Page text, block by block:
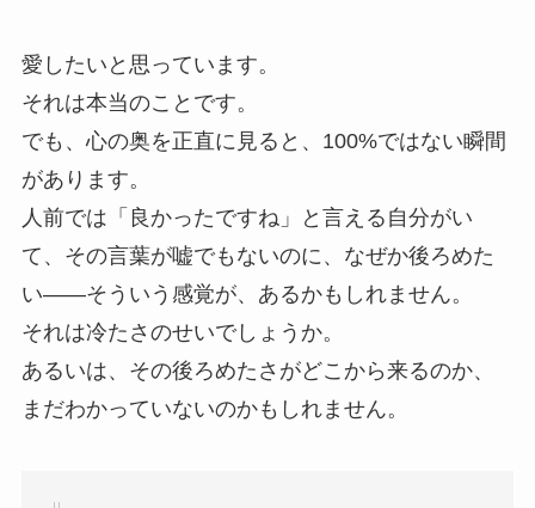
愛したいと思っています。
それは本当のことです。
でも、心の奥を正直に見ると、100%ではない瞬間
があります。
人前では「良かったですね」と言える自分がい
て、その言葉が嘘でもないのに、なぜか後ろめた
い——そういう感覚が、あるかもしれません。
それは冷たさのせいでしょうか。
あるいは、その後ろめたさがどこから来るのか、
まだわかっていないのかもしれません。